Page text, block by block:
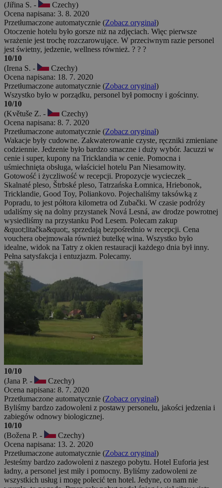
(Jiřina S. -
Czechy)
Ocena napisana: 3. 8. 2020
Przetłumaczone automatycznie (Zobacz oryginał)
Otoczenie hotelu było gorsze niż na zdjęciach. Więc pierwsze
wrażenie jest trochę rozczarowujące. W przeciwnym razie personel
jest świetny, jedzenie, wellness również. ? ? ?
10/10
(Irena S. -
Czechy)
Ocena napisana: 18. 7. 2020
Przetłumaczone automatycznie (Zobacz oryginał)
Wszystko było w porządku, personel był pomocny i gościnny.
10/10
(Květuše Z. -
Czechy)
Ocena napisana: 8. 7. 2020
Przetłumaczone automatycznie (Zobacz oryginał)
Wakacje były cudowne. Zakwaterowanie czyste, ręczniki zmieniane
codziennie. Jedzenie było bardzo smaczne i duży wybór. Jacuzzi w
cenie i super, kupony na Tricklandia w cenie. Pomocna i
uśmiechnięta obsługa, właściciel hotelu Pan Niesamowity.
Gotowość i życzliwość w recepcji. Propozycje wycieczek _
Skalnaté pleso, Štrbské pleso, Tatrzańska Łomnica, Hriebonok,
Tricklandie, Good Toy, Poliankovo. Pojechaliśmy taksówką z
Popradu, to jest półtora kilometra od Zubački. W czasie podróży
udaliśmy się na dolny przystanek Nová Lesná, aw drodze powrotnej
wysiedliśmy na przystanku Pod Lesem. Polecam zakup
&quot;litačka&quot;, sprzedają bezpośrednio w recepcji. Cena
vouchera obejmowała również butelkę wina. Wszystko było
idealne, widok na Tatry z okien restauracji każdego dnia był inny.
Pełna satysfakcja i entuzjazm. Polecamy.
10/10
(Jana P. -
Czechy)
Ocena napisana: 8. 7. 2020
Przetłumaczone automatycznie (Zobacz oryginał)
Byliśmy bardzo zadowoleni z postawy personelu, jakości jedzenia i
zabiegów odnowy biologicznej.
10/10
(Božena P. -
Czechy)
Ocena napisana: 13. 2. 2020
Przetłumaczone automatycznie (Zobacz oryginał)
Jesteśmy bardzo zadowoleni z naszego pobytu. Hotel Euforia jest
ładny, a personel jest miły i pomocny. Byliśmy zadowoleni ze
wszystkich usług i mogę polecić ten hotel. Jedyne, co nam nie